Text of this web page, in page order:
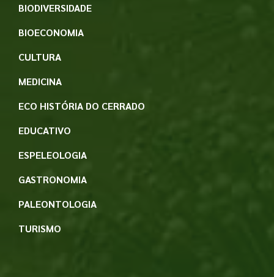
BIODIVERSIDADE
BIOECONOMIA
CULTURA
MEDICINA
ECO HISTÓRIA DO CERRADO
EDUCATIVO
ESPELEOLOGIA
GASTRONOMIA
PALEONTOLOGIA
TURISMO